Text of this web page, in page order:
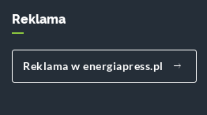
Reklama
Reklama w energiapress.pl